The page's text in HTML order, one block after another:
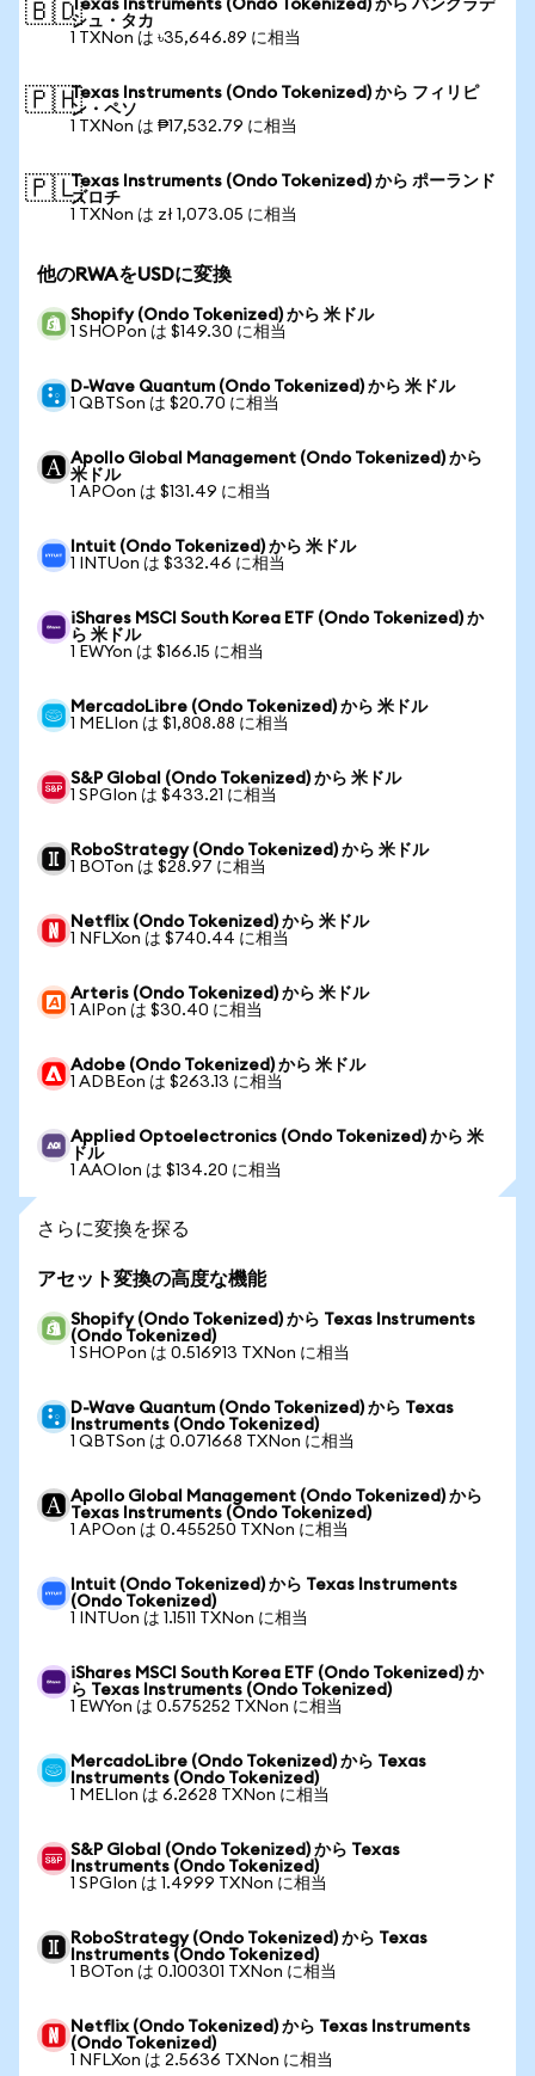
🇧🇩Texas Instruments (Ondo Tokenized) から バングラデ
シュ・タカ
1 TXNon は ৳35,646.89 に相当
🇵🇭Texas Instruments (Ondo Tokenized) から フィリピ
ン・ペソ
1 TXNon は ₱17,532.79 に相当
🇵🇱Texas Instruments (Ondo Tokenized) から ポーランド
ズロチ
1 TXNon は zł 1,073.05 に相当
他のRWAをUSDに変換
Shopify (Ondo Tokenized) から 米ドル
1 SHOPon は $149.30 に相当
D-Wave Quantum (Ondo Tokenized) から 米ドル
1 QBTSon は $20.70 に相当
Apollo Global Management (Ondo Tokenized) から
米ドル
1 APOon は $131.49 に相当
Intuit (Ondo Tokenized) から 米ドル
1 INTUon は $332.46 に相当
iShares MSCI South Korea ETF (Ondo Tokenized) か
ら 米ドル
1 EWYon は $166.15 に相当
MercadoLibre (Ondo Tokenized) から 米ドル
1 MELIon は $1,808.88 に相当
S&P Global (Ondo Tokenized) から 米ドル
1 SPGIon は $433.21 に相当
RoboStrategy (Ondo Tokenized) から 米ドル
1 BOTon は $28.97 に相当
Netflix (Ondo Tokenized) から 米ドル
1 NFLXon は $740.44 に相当
Arteris (Ondo Tokenized) から 米ドル
1 AIPon は $30.40 に相当
Adobe (Ondo Tokenized) から 米ドル
1 ADBEon は $263.13 に相当
Applied Optoelectronics (Ondo Tokenized) から 米
ドル
1 AAOIon は $134.20 に相当
さらに変換を探る
アセット変換の高度な機能
Shopify (Ondo Tokenized) から Texas Instruments
(Ondo Tokenized)
1 SHOPon は 0.516913 TXNon に相当
D-Wave Quantum (Ondo Tokenized) から Texas
Instruments (Ondo Tokenized)
1 QBTSon は 0.071668 TXNon に相当
Apollo Global Management (Ondo Tokenized) から
Texas Instruments (Ondo Tokenized)
1 APOon は 0.455250 TXNon に相当
Intuit (Ondo Tokenized) から Texas Instruments
(Ondo Tokenized)
1 INTUon は 1.1511 TXNon に相当
iShares MSCI South Korea ETF (Ondo Tokenized) か
ら Texas Instruments (Ondo Tokenized)
1 EWYon は 0.575252 TXNon に相当
MercadoLibre (Ondo Tokenized) から Texas
Instruments (Ondo Tokenized)
1 MELIon は 6.2628 TXNon に相当
S&P Global (Ondo Tokenized) から Texas
Instruments (Ondo Tokenized)
1 SPGIon は 1.4999 TXNon に相当
RoboStrategy (Ondo Tokenized) から Texas
Instruments (Ondo Tokenized)
1 BOTon は 0.100301 TXNon に相当
Netflix (Ondo Tokenized) から Texas Instruments
(Ondo Tokenized)
1 NFLXon は 2.5636 TXNon に相当